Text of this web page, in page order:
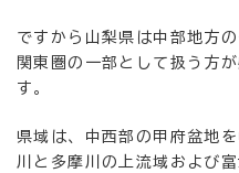
ですから山梨県は中部地方
関東圏の一部として扱う方
す。
県域は、中西部の甲府盆地
川と多摩川の上流域および